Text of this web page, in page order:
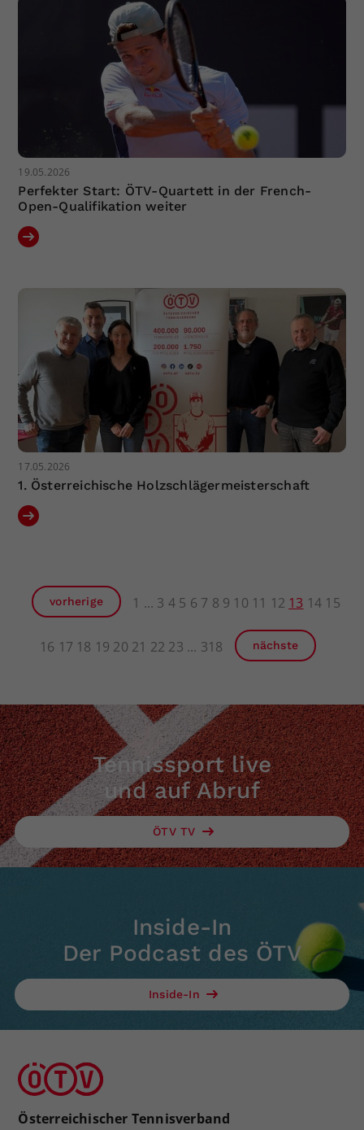
19.05.2026
Perfekter Start: ÖTV-Quartett in der French-
Open-Qualifikation weiter
17.05.2026
1. Österreichische Holzschlägermeisterschaft
vorherige 1 3 4 5 6 7 8 9 10 11 12 13 14 15
16 17 18 19 20 21 22 23 318 nächste
Tennissport live
und auf Abruf
ÖTV TV
Inside-In
Der Podcast des ÖTV
Inside-In
Österreichischer Tennisverband